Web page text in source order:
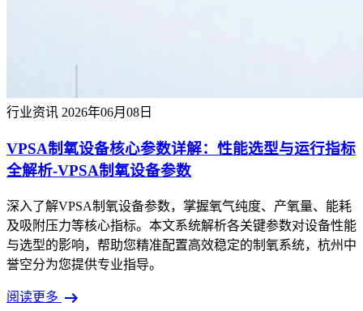
行业资讯 2026年06月08日
VPSA制氧设备核心参数详解：性能选型与运行指标
全解析-VPSA制氧设备参数
深入了解VPSA制氧设备参数，掌握氧气纯度、产氧量、能耗
及吸附压力等核心指标。本文系统解析各关键参数对设备性能
与选型的影响，帮助您精准配置高效稳定的制氧系统，杭州中
誉空分为您提供专业指导。
阅读更多 arrow_right_alt